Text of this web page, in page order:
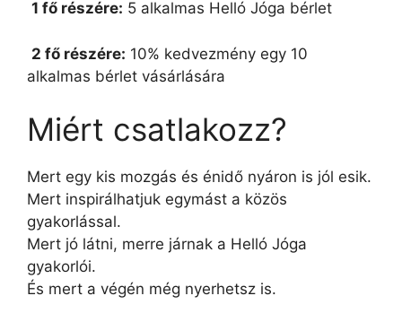
1 fő részére: 5 alkalmas Helló Jóga bérlet
2 fő részére: 10% kedvezmény egy 10
alkalmas bérlet vásárlására
Miért csatlakozz?
Mert egy kis mozgás és énidő nyáron is jól esik.
Mert inspirálhatjuk egymást a közös
gyakorlással.
Mert jó látni, merre járnak a Helló Jóga
gyakorlói.
És mert a végén még nyerhetsz is.